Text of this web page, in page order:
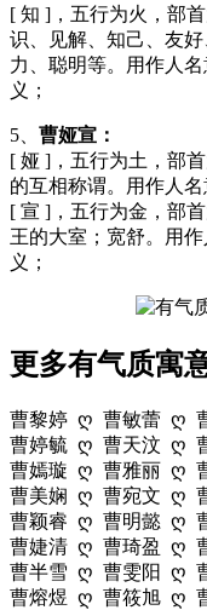
[ 知 ]，五行为火，部
识、见解、知己、友
力、聪明等。用作人
义；
5、 曹娅宣：
[ 娅 ]，五行为土，部
的互相称谓。用作人
[ 宣 ]，五行为金，部
王的大室；宽舒。用
义；
更多有气质寓
曹黎婷 ღ 曹敏蕾 ღ
曹婷毓 ღ 曹天汶 ღ
曹嫣璇 ღ 曹雅丽 ღ
曹美娴 ღ 曹宛文 ღ
曹颖睿 ღ 曹明懿 ღ
曹婕清 ღ 曹琦盈 ღ
曹半雪 ღ 曹雯阳 ღ
曹熔煜 ღ 曹筱旭 ღ